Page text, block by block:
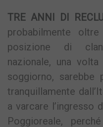
TRE ANNI DI
probabilmente
posizione di
nazionale, una
soggiorno, sarebbe
tranquillamente
a varcare l’ingresso
Poggioreale,